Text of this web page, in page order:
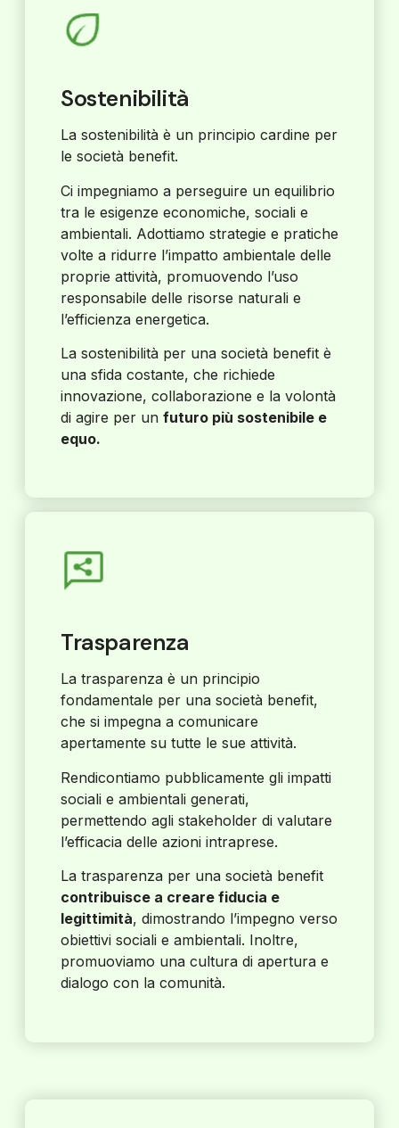
Sostenibilità
La sostenibilità è un principio cardine per
le società benefit.
Ci impegniamo a perseguire un equilibrio
tra le esigenze economiche, sociali e
ambientali. Adottiamo strategie e pratiche
volte a ridurre l’impatto ambientale delle
proprie attività, promuovendo l’uso
responsabile delle risorse naturali e
l’efficienza energetica.
La sostenibilità per una società benefit è
una sfida costante, che richiede
innovazione, collaborazione e la volontà
di agire per un futuro più sostenibile e
equo.
Trasparenza
La trasparenza è un principio
fondamentale per una società benefit,
che si impegna a comunicare
apertamente su tutte le sue attività.
Rendicontiamo pubblicamente gli impatti
sociali e ambientali generati,
permettendo agli stakeholder di valutare
l’efficacia delle azioni intraprese.
La trasparenza per una società benefit
contribuisce a creare fiducia e
legittimità, dimostrando l’impegno verso
obiettivi sociali e ambientali. Inoltre,
promuoviamo una cultura di apertura e
dialogo con la comunità.